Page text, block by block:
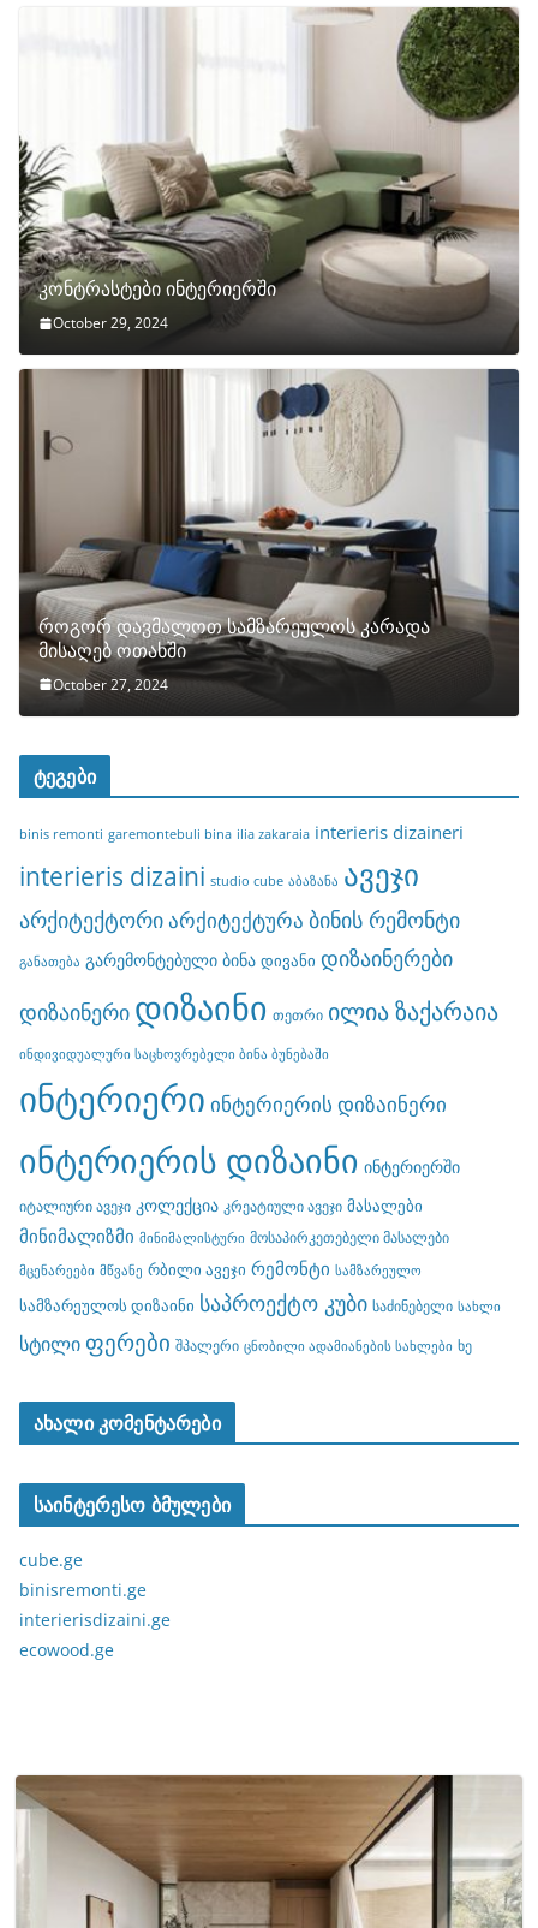
კონტრასტები ინტერიერში
October 29, 2024
როგორ დავმალოთ სამზარეულოს კარადა
მისაღებ ოთახში
October 27, 2024
ტეგები
binis remonti garemontebuli bina ilia zakaraia interieris dizaineri
interieris dizaini studio cube აბაზანა ავეჯი
არქიტექტორიარქიტექტურა ბინის რემონტი
განათება გარემონტებული ბინა დივანი დიზაინერები
დიზაინერი დიზაინი თეთრი ილია ზაქარაია
ინდივიდუალური საცხოვრებელი ბინა ბუნებაში
ინტერიერი ინტერიერის დიზაინერი
ინტერიერის დიზაინი ინტერიერში
იტალიური ავეჯი კოლექცია კრეატიული ავეჯი მასალები
მინიმალიზმი მინიმალისტური მოსაპირკეთებელი მასალები
მცენარეები მწვანე რბილი ავეჯი რემონტი სამზარეულო
სამზარეულოს დიზაინი საპროექტო კუბი საძინებელი სახლი
სტილი ფერები შპალერი ცნობილი ადამიანების სახლები ხე
ახალი კომენტარები
საინტერესო ბმულები
cube.ge
binisremonti.ge
interierisdizaini.ge
ecowood.ge